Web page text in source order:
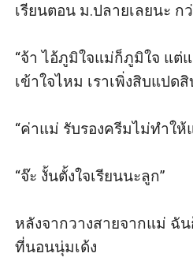
เรียนตอน ม.ปลายเลยนะ ก
“จ้า ไอ้ภูมิใจแม่ก็ภูมิใจ แต่
เข้าใจไหม เราเพิ่งสิบแปดสิ
“ค่าแม่ รับรองครีมไม่ทำให้
“จ๊ะ งั้นตั้งใจเรียนนะลูก”
หลังจากวางสายจากแม่ ฉั
ที่นอนนุ่มเด้ง